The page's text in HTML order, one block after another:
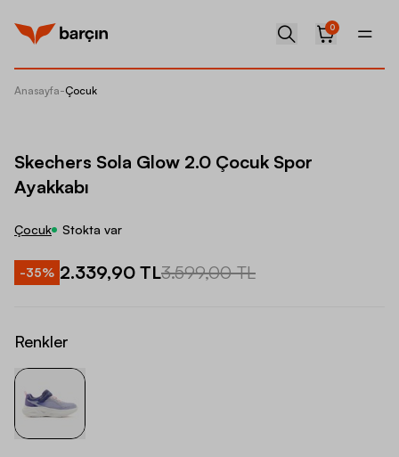
0
Anasayfa-Çocuk
Skechers Sola Glow 2.0 Çocuk Spor
Ayakkabı
Çocuk Stokta var
-35% 2.339,90 TL3.599,00 TL
Renkler